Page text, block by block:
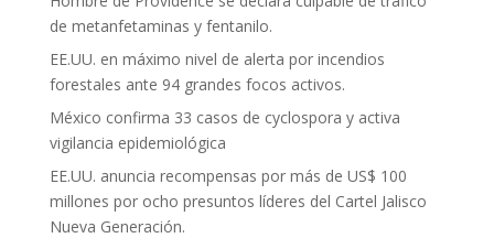
de metanfetaminas y fentanilo.
EE.UU. en máximo nivel de alerta por incendios
forestales ante 94 grandes focos activos.
México confirma 33 casos de cyclospora y activa
vigilancia epidemiológica
EE.UU. anuncia recompensas por más de US$ 100
millones por ocho presuntos líderes del Cartel Jalisco
Nueva Generación.